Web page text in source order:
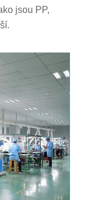
jsou PP,